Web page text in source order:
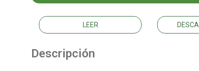
LEER
Descripción